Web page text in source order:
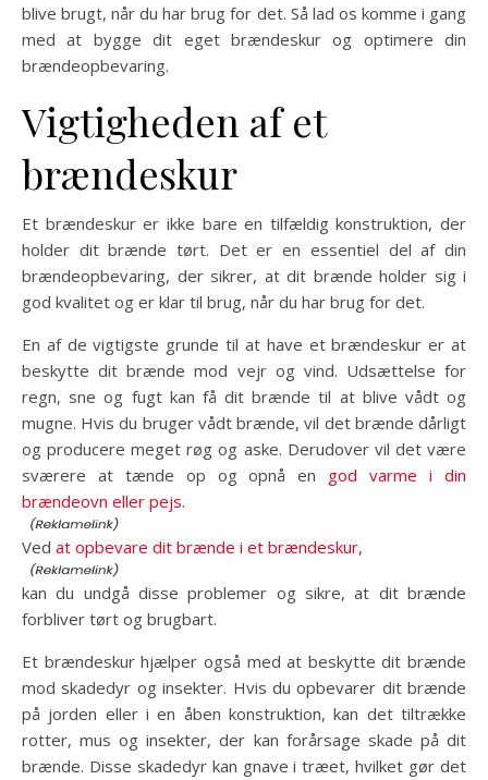
blive brugt, når du har brug for det. Så lad os komme i gang
med at bygge dit eget brændeskur og optimere din
brændeopbevaring.
Vigtigheden af et
brændeskur
Et brændeskur er ikke bare en tilfældig konstruktion, der
holder dit brænde tørt. Det er en essentiel del af din
brændeopbevaring, der sikrer, at dit brænde holder sig i
god kvalitet og er klar til brug, når du har brug for det.
En af de vigtigste grunde til at have et brændeskur er at
beskytte dit brænde mod vejr og vind. Udsættelse for
regn, sne og fugt kan få dit brænde til at blive vådt og
mugne. Hvis du bruger vådt brænde, vil det brænde dårligt
og producere meget røg og aske. Derudover vil det være
sværere at tænde op og opnå en god varme i din
brændeovn eller pejs.
Ved at opbevare dit brænde i et brændeskur,
kan du undgå disse problemer og sikre, at dit brænde
forbliver tørt og brugbart.
Et brændeskur hjælper også med at beskytte dit brænde
mod skadedyr og insekter. Hvis du opbevarer dit brænde
på jorden eller i en åben konstruktion, kan det tiltrække
rotter, mus og insekter, der kan forårsage skade på dit
brænde. Disse skadedyr kan gnave i træet, hvilket gør det